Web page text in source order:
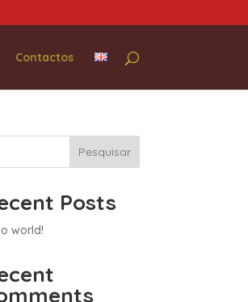
Contactos
Pesquisar
Posts
world!